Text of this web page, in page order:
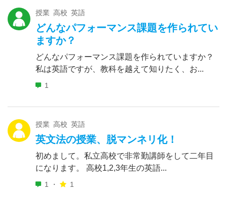
授業 高校 英語
どんなパフォーマンス課題を作られてい
ますか？
どんなパフォーマンス課題を作られていますか？
私は英語ですが、教科を越えて知りたく、お...
1
授業 高校 英語
英文法の授業、脱マンネリ化！
初めまして。私立高校で非常勤講師をして二年目
になります。 高校1,2,3年生の英語...
1 ・ 1